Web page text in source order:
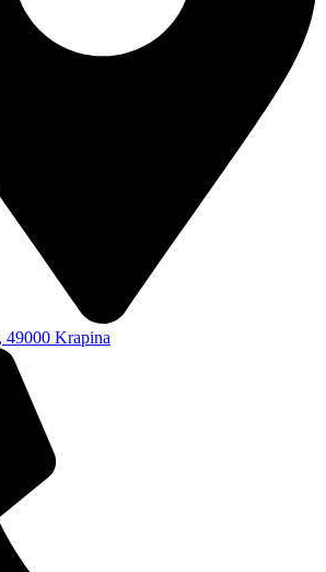
49000 Krapina